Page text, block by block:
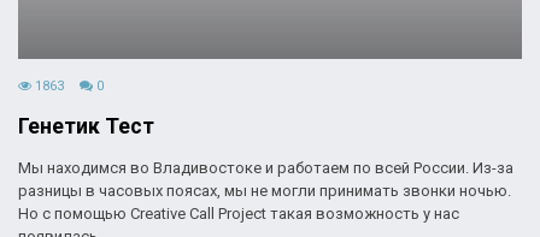
1863 0
Генетик Тест
Мы находимся во Владивостоке и работаем по всей России. Из-за
разницы в часовых поясах, мы не могли принимать звонки ночью.
Но с помощью Creative Call Project такая возможность у нас